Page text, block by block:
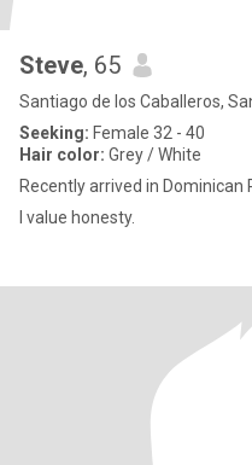
Steve, 65
Santiago de los Caballeros,
Seeking: Female 32 - 40
Hair color: Grey / White
Recently arrived in Dominican
I value honesty.